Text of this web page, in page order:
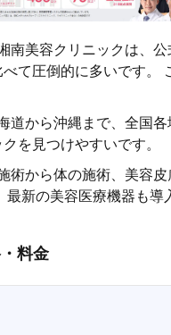
南美容クリニックは、
て圧倒的に多いです。
道から沖縄まで、全国
を見つけやすいです。
術から体の施術、美容
新の美容医療機器も導
料金